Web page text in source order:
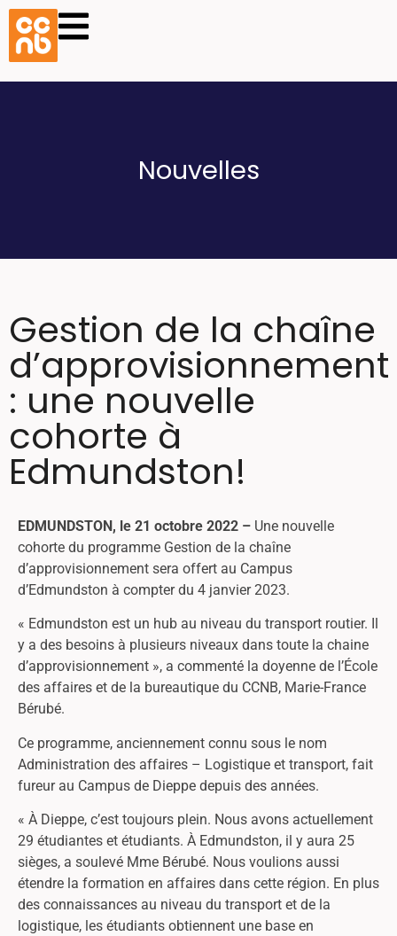
Nouvelles
Gestion de la chaîne
d’approvisionnement
: une nouvelle
cohorte à
Edmundston!
EDMUNDSTON, le 21 octobre 2022 – Une nouvelle
cohorte du programme Gestion de la chaîne
d’approvisionnement sera offert au Campus
d’Edmundston à compter du 4 janvier 2023.
« Edmundston est un hub au niveau du transport routier. Il
y a des besoins à plusieurs niveaux dans toute la chaine
d’approvisionnement », a commenté la doyenne de l’École
des affaires et de la bureautique du CCNB, Marie-France
Bérubé.
Ce programme, anciennement connu sous le nom
Administration des affaires – Logistique et transport, fait
fureur au Campus de Dieppe depuis des années.
« À Dieppe, c’est toujours plein. Nous avons actuellement
29 étudiantes et étudiants. À Edmundston, il y aura 25
sièges, a soulevé Mme Bérubé. Nous voulions aussi
étendre la formation en affaires dans cette région. En plus
des connaissances au niveau du transport et de la
logistique, les étudiants obtiennent une base en